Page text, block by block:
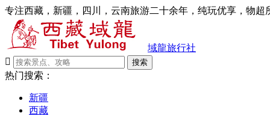
专注西藏，新疆，四川，云南旅游二十余年，纯玩优享，物超
域龍旅行社

搜索
热门搜索：
新疆
西藏